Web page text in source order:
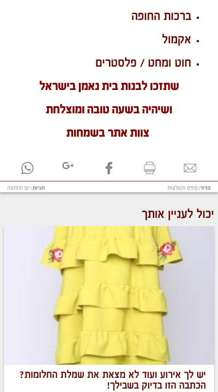
ברכות החופה
אקמול
חוט ומחט / פלסטרים
שתזכו לבנות בית נאמן בישראל
ושיהיה בשעה טובה ומוצלחת
צוות אתר בשמחות
תגיות: יום החתונה מדור:טיפים והמלצות
יכול לעניין אותך
יש לך אירוע ועוד לא מצאת את שמלת החלומות?
הכתבה הזו בדיוק בשבילך!